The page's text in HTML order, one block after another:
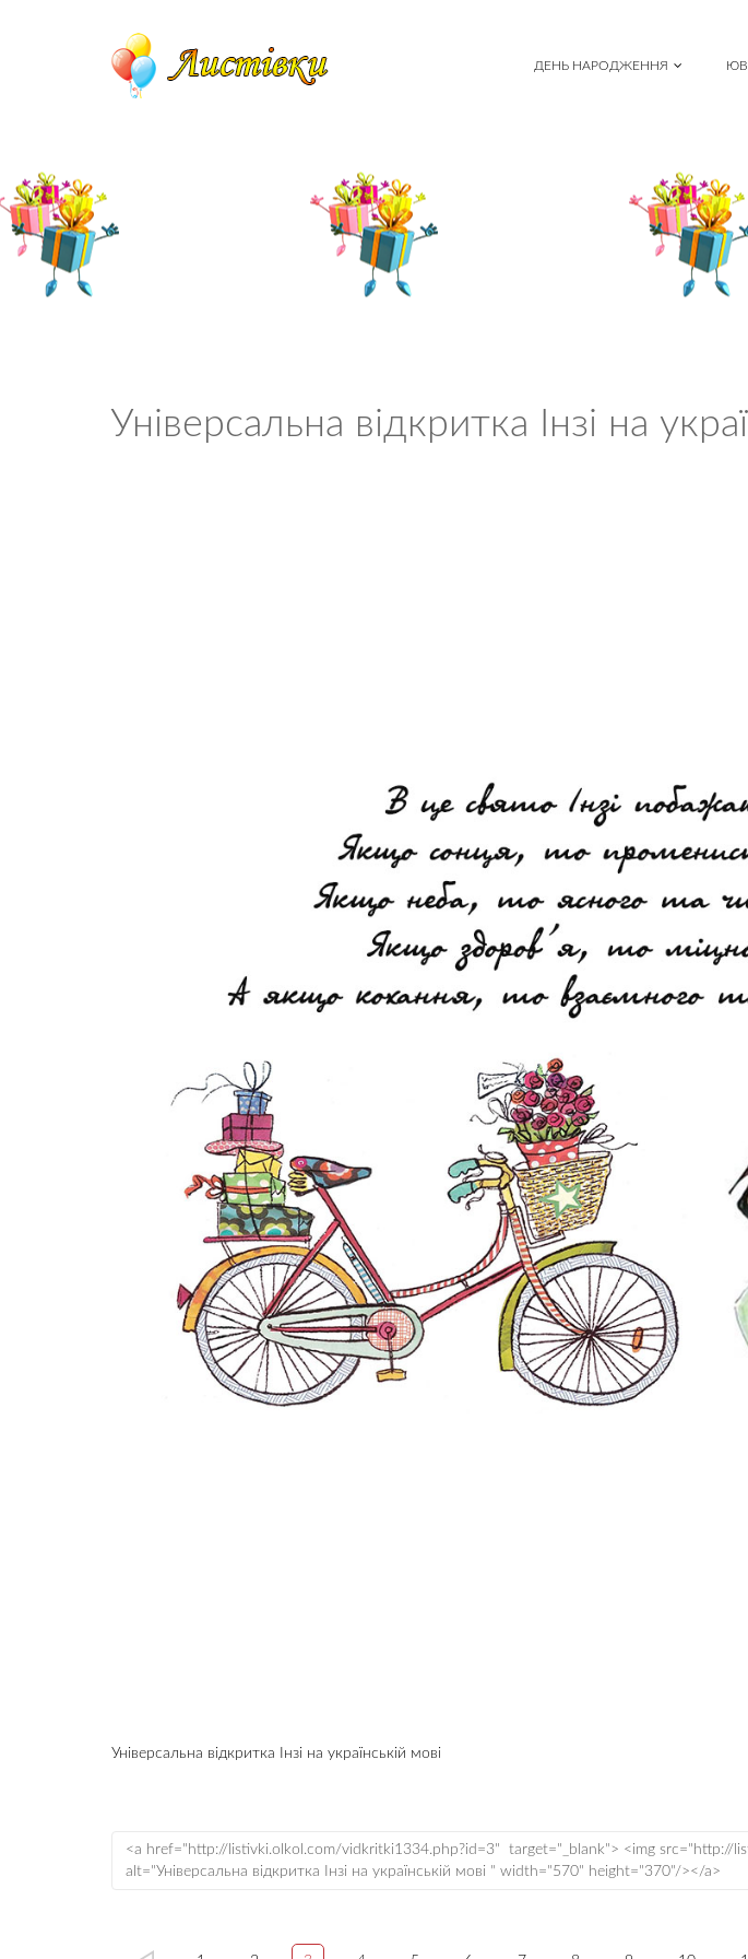
ДЕНЬ НАРОДЖЕННЯ
Універсальна відкритка Інзі на
Універсальна відкритка Інзі на українській мові